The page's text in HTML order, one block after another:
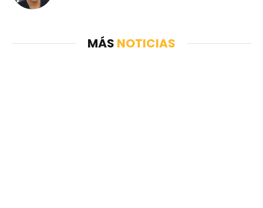
MÁS NOTICIAS